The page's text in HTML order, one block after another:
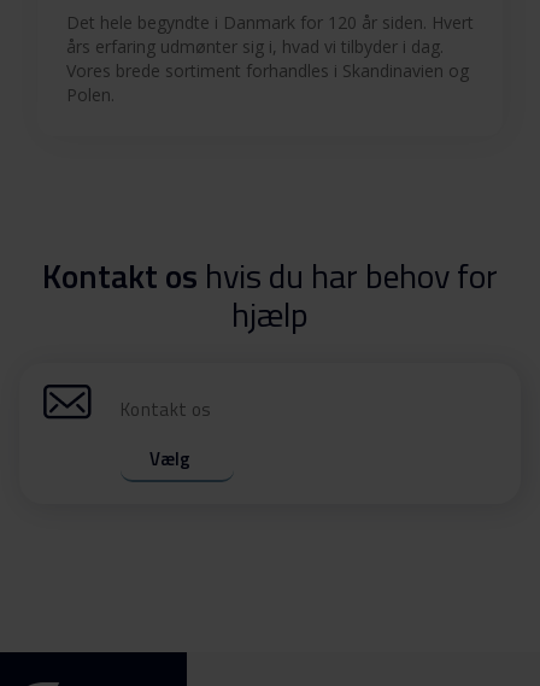
Det hele begyndte i Danmark for 120 år siden. Hvert
års erfaring udmønter sig i, hvad vi tilbyder i dag.
Vores brede sortiment forhandles i Skandinavien og
Polen.
Kontakt os hvis du har behov for
hjælp
Kontakt os
Vælg